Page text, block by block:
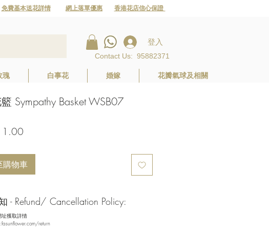
免費基本送花詳情 網上落單優惠 香港花店信心保證
登入
Contact Us: 95882371
瑰 白事花 婚嫁 花瓣氣球及相關
Sympathy Basket WSB07
購物車
- Refund/ Cancellation Policy:
獲取詳情
return